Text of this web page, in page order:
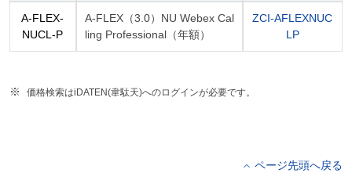
A-FLEX-
NUCL-P
A-FLEX（3.0）NU Webex Cal
ling Professional（年額）
ZCI-AFLEXNUC
LP
価格検索はiDATEN(韋駄天)へのログインが必要です。
ページ先頭へ戻る